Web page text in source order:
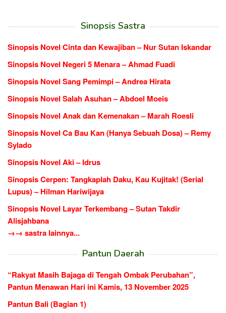
Sinopsis Sastra
Sinopsis Novel Cinta dan Kewajiban – Nur Sutan Iskandar
Sinopsis Novel Negeri 5 Menara – Ahmad Fuadi
Sinopsis Novel Sang Pemimpi – Andrea Hirata
Sinopsis Novel Salah Asuhan – Abdoel Moeis
Sinopsis Novel Anak dan Kemenakan – Marah Roesli
Sinopsis Novel Ca Bau Kan (Hanya Sebuah Dosa) – Remy
Sylado
Sinopsis Novel Aki – Idrus
Sinopsis Cerpen: Tangkaplah Daku, Kau Kujitak! (Serial
Lupus) – Hilman Hariwijaya
Sinopsis Novel Layar Terkembang – Sutan Takdir
Alisjahbana
→→ sastra lainnya...
Pantun Daerah
“Rakyat Masih Bajaga di Tengah Ombak Perubahan”,
Pantun Menawan Hari ini Kamis, 13 November 2025
Pantun Bali (Bagian 1)